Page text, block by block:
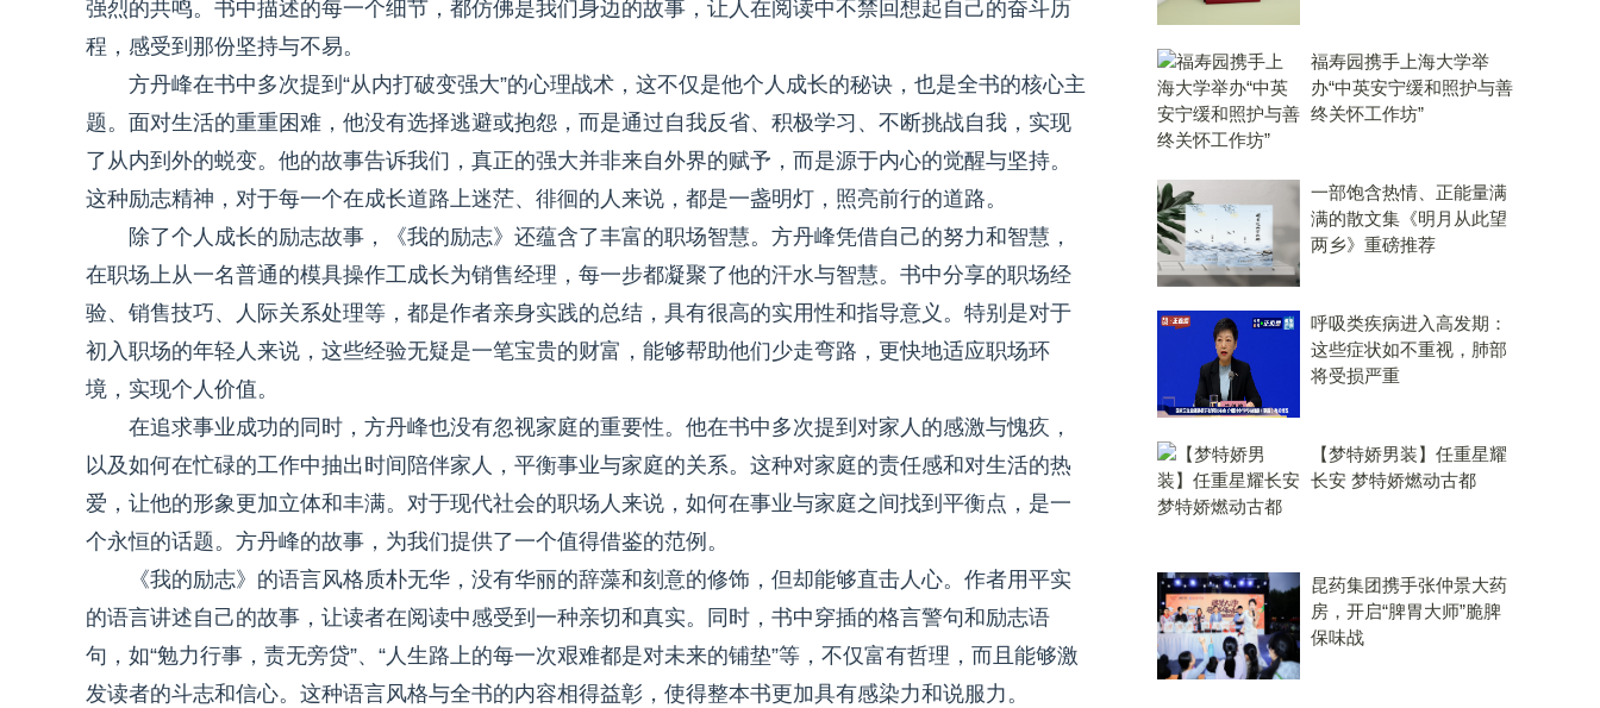
强烈的共鸣。书中描述的每一个细节，都仿佛是我们身边的故事，让人在阅读中不禁回想起自己的奋斗历
程，感受到那份坚持与不易。
方丹峰在书中多次提到“从内打破变强大”的心理战术，这不仅是他个人成长的秘诀，也是全书的核心主
题。面对生活的重重困难，他没有选择逃避或抱怨，而是通过自我反省、积极学习、不断挑战自我，实现
了从内到外的蜕变。他的故事告诉我们，真正的强大并非来自外界的赋予，而是源于内心的觉醒与坚持。
这种励志精神，对于每一个在成长道路上迷茫、徘徊的人来说，都是一盏明灯，照亮前行的道路。
除了个人成长的励志故事，《我的励志》还蕴含了丰富的职场智慧。方丹峰凭借自己的努力和智慧，
在职场上从一名普通的模具操作工成长为销售经理，每一步都凝聚了他的汗水与智慧。书中分享的职场经
验、销售技巧、人际关系处理等，都是作者亲身实践的总结，具有很高的实用性和指导意义。特别是对于
初入职场的年轻人来说，这些经验无疑是一笔宝贵的财富，能够帮助他们少走弯路，更快地适应职场环
境，实现个人价值。
在追求事业成功的同时，方丹峰也没有忽视家庭的重要性。他在书中多次提到对家人的感激与愧疚，
以及如何在忙碌的工作中抽出时间陪伴家人，平衡事业与家庭的关系。这种对家庭的责任感和对生活的热
爱，让他的形象更加立体和丰满。对于现代社会的职场人来说，如何在事业与家庭之间找到平衡点，是一
个永恒的话题。方丹峰的故事，为我们提供了一个值得借鉴的范例。
《我的励志》的语言风格质朴无华，没有华丽的辞藻和刻意的修饰，但却能够直击人心。作者用平实
的语言讲述自己的故事，让读者在阅读中感受到一种亲切和真实。同时，书中穿插的格言警句和励志语
句，如“勉力行事，责无旁贷”、“人生路上的每一次艰难都是对未来的铺垫”等，不仅富有哲理，而且能够激
发读者的斗志和信心。这种语言风格与全书的内容相得益彰，使得整本书更加具有感染力和说服力。
福寿园携手上海大学举
办“中英安宁缓和照护与善
终关怀工作坊”
一部饱含热情、正能量满
满的散文集《明月从此望
两乡》重磅推荐
呼吸类疾病进入高发期：
这些症状如不重视，肺部
将受损严重
【梦特娇男装】任重星耀
长安 梦特娇燃动古都
昆药集团携手张仲景大药
房，开启“脾胃大师”脆脾
保味战